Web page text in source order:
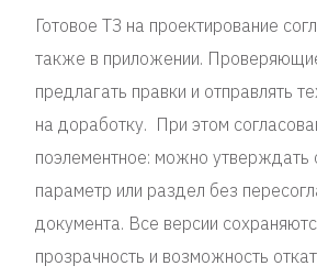
Готовое ТЗ на проектирование
также в приложении.
предлагать правки и отправлять
на доработку. При этом
поэлементное: можно утверждать
параметр или раздел без
документа. Все версии
прозрачность и возможность